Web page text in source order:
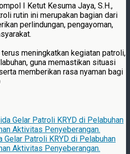
I Ketut Kesuma Jaya, S.H.,
rutin ini merupakan bagian dari
perlindungan, pengayoman,
meningkatkan kegiatan patroli,
guna memastikan situasi
memberikan rasa nyaman bagi
Patroli KRYD di Pelabuhan
Aktivitas Penyeberangan.